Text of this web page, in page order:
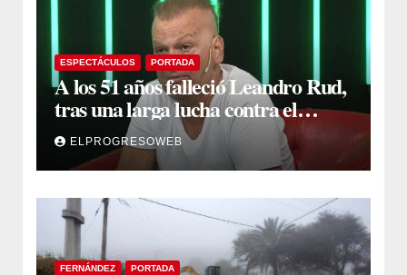
ESPECTÁCULOS PORTADA
A los 51 años falleció Leandro Rud,
tras una larga lucha contra el
cáncer
ELPROGRESOWEB
FERNÁNDEZ PORTADA